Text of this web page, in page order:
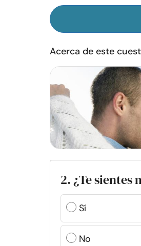
Acerca de este
2. ¿Te sientes
Sí
No